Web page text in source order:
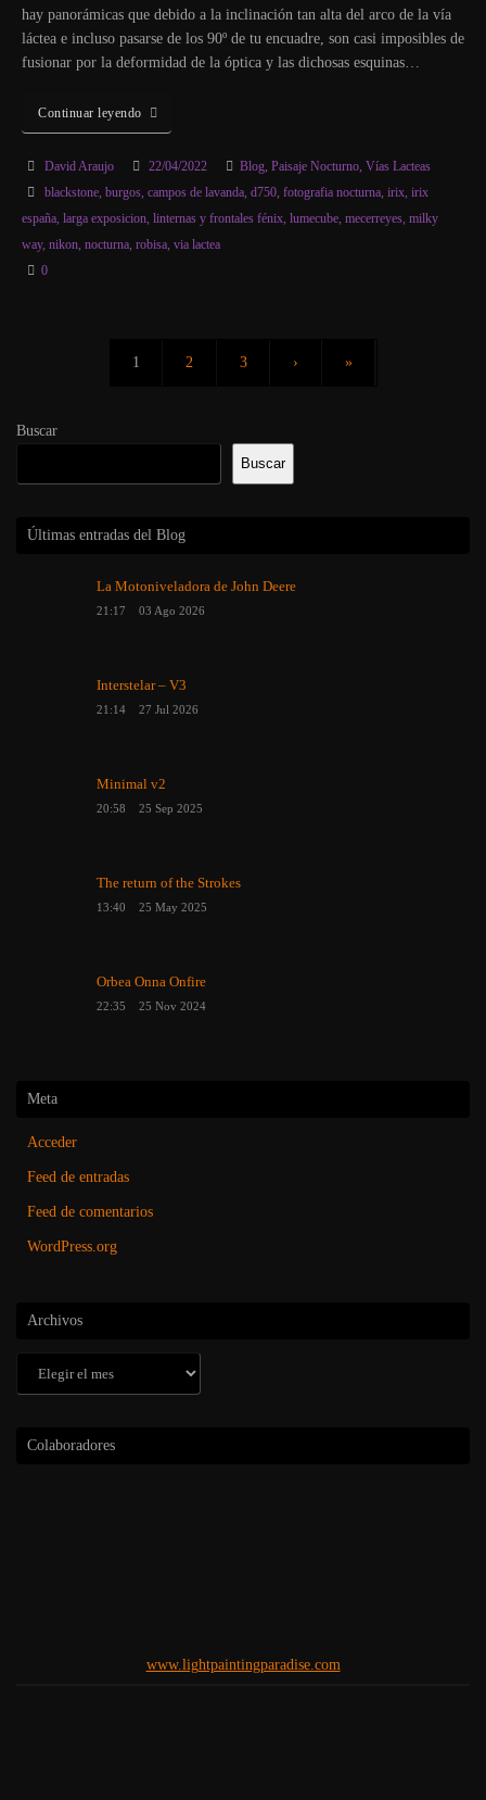
hay panorámicas que debido a la inclinación tan alta del arco de la vía
láctea e incluso pasarse de los 90º de tu encuadre, son casi imposibles de
fusionar por la deformidad de la óptica y las dichosas esquinas…
Continuar leyendo
David Araujo 22/04/2022 Blog, Paisaje Nocturno, Vías Lacteas
blackstone, burgos, campos de lavanda, d750, fotografia nocturna, irix, irix
españa, larga exposicion, linternas y frontales fénix, lumecube, mecerreyes, milky
way, nikon, nocturna, robisa, via lactea
0
1 2 3 › »
Buscar
Buscar
Últimas entradas del Blog
La Motoniveladora de John Deere
21:17 03 Ago 2026
Interstelar – V3
21:14 27 Jul 2026
Minimal v2
20:58 25 Sep 2025
The return of the Strokes
13:40 25 May 2025
Orbea Onna Onfire
22:35 25 Nov 2024
Meta
Acceder
Feed de entradas
Feed de comentarios
WordPress.org
Archivos
Colaboradores
www.lightpaintingparadise.com